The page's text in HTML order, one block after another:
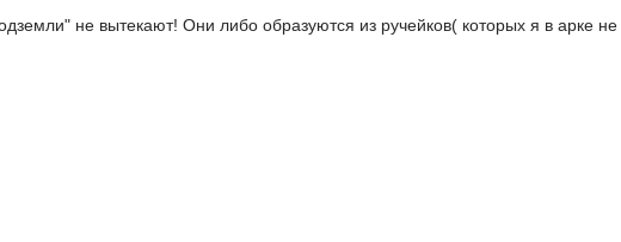
не вытекают! Они либо образуются из ручейков( которых я в арке не